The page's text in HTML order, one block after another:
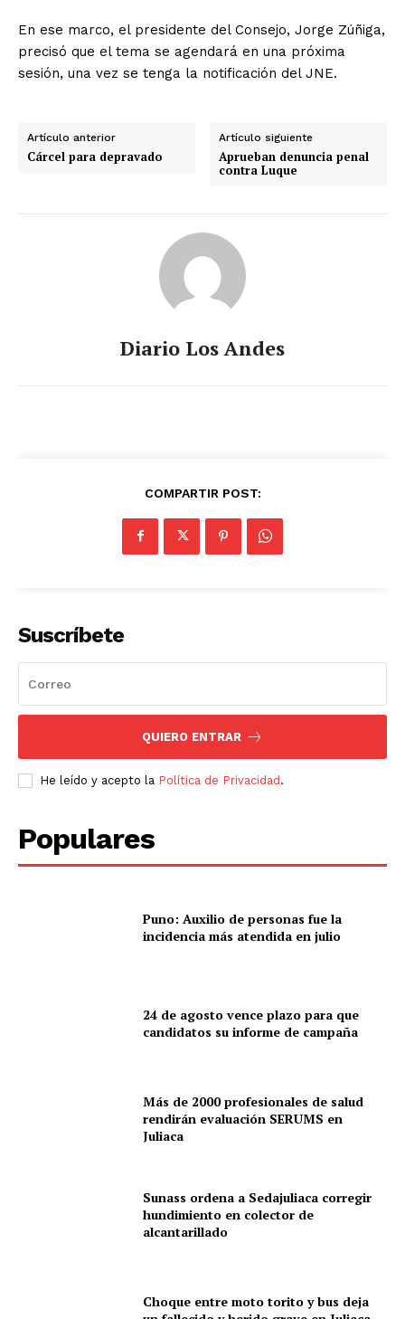
En ese marco, el presidente del Consejo, Jorge Zúñiga,
precisó que el tema se agendará en una próxima
sesión, una vez se tenga la notificación del JNE.
Artículo anterior
Cárcel para depravado
Artículo siguiente
Aprueban denuncia penal
contra Luque
Diario Los Andes
COMPARTIR POST:
Suscríbete
QUIERO ENTRAR
He leído y acepto la Política de Privacidad.
Populares
Puno: Auxilio de personas fue la
incidencia más atendida en julio
24 de agosto vence plazo para que
candidatos su informe de campaña
Más de 2000 profesionales de salud
rendirán evaluación SERUMS en
Juliaca
Sunass ordena a Sedajuliaca corregir
hundimiento en colector de
alcantarillado
Choque entre moto torito y bus deja